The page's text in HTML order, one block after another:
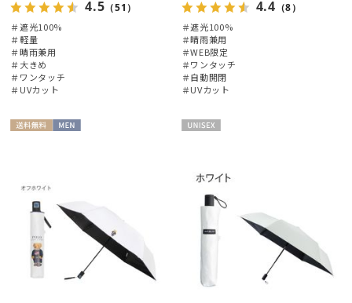
4.5 （51）
＃遮光100%
＃軽量
＃晴雨兼用
＃大きめ
＃ワンタッチ
＃UVカット
4.4 （8）
＃遮光100%
＃晴雨兼用
＃WEB限定
＃ワンタッチ
＃自動開閉
＃UVカット